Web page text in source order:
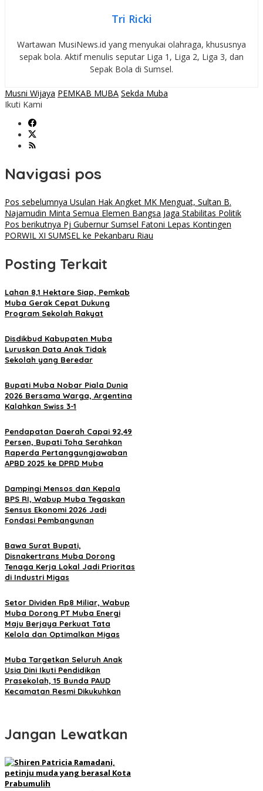
Tri Ricki
Wartawan MusiNews.id yang menyukai olahraga, khususnya
sepak bola. Aktif menulis seputar Liga 1, Liga 2, Liga 3, dan
Sepak Bola di Sumsel.
Musni Wijaya PEMKAB MUBA Sekda Muba
Ikuti Kami
Navigasi pos
Pos sebelumnya Usulan Hak Angket MK Menguat, Sultan B.
Najamudin Minta Semua Elemen Bangsa Jaga Stabilitas Politik
Pos berikutnya Pj Gubernur Sumsel Fatoni Lepas Kontingen
PORWIL XI SUMSEL ke Pekanbaru Riau
Posting Terkait
Lahan 8,1 Hektare Siap, Pemkab
Muba Gerak Cepat Dukung
Program Sekolah Rakyat
Disdikbud Kabupaten Muba
Luruskan Data Anak Tidak
Sekolah yang Beredar
Bupati Muba Nobar Piala Dunia
2026 Bersama Warga, Argentina
Kalahkan Swiss 3-1
Pendapatan Daerah Capai 92,49
Persen, Bupati Toha Serahkan
Raperda Pertanggungjawaban
APBD 2025 ke DPRD Muba
Dampingi Mensos dan Kepala
BPS RI, Wabup Muba Tegaskan
Sensus Ekonomi 2026 Jadi
Fondasi Pembangunan
Bawa Surat Bupati,
Disnakertrans Muba Dorong
Tenaga Kerja Lokal Jadi Prioritas
di Industri Migas
Setor Dividen Rp8 Miliar, Wabup
Muba Dorong PT Muba Energi
Maju Berjaya Perkuat Tata
Kelola dan Optimalkan Migas
Muba Targetkan Seluruh Anak
Usia Dini Ikuti Pendidikan
Prasekolah, 15 Bunda PAUD
Kecamatan Resmi Dikukuhkan
Jangan Lewatkan